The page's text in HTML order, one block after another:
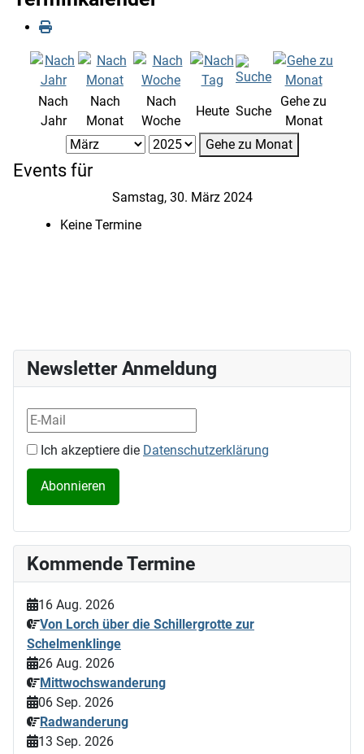
Nach
Jahr
Nach
Monat
Nach
Woche
Heute Suche
Gehe zu
Monat
Gehe zu Monat
Events für
Samstag, 30. März 2024
Keine Termine
Newsletter Anmeldung
Ich akzeptiere die Datenschutzerklärung
Kommende Termine
16 Aug. 2026
Von Lorch über die Schillergrotte zur
Schelmenklinge
26 Aug. 2026
Mittwochswanderung
06 Sep. 2026
Radwanderung
13 Sep. 2026